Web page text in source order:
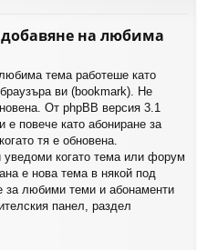
на любима
тема работеше като
ви (bookmark). Не
От phpBB версия 3.1
повече като абониране за
тя е обновена.
когато тема или форум
е нова тема в някой под
за любими теми и абонаменти
панел, раздел